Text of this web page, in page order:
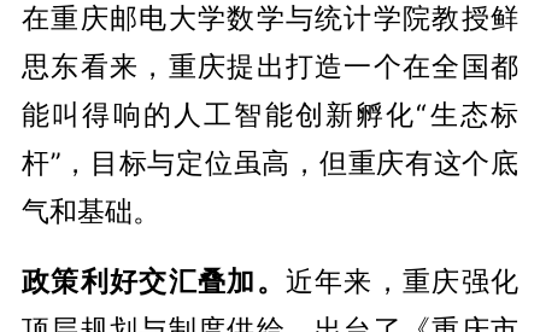
在重庆邮电大学数学与统计学院教授鲜
思东看来，重庆提出打造一个在全国都
能叫得响的人工智能创新孵化“生态标
杆”，目标与定位虽高，但重庆有这个底
气和基础。
政策利好交汇叠加。 近年来，重庆强化